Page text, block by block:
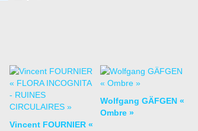
Vincent FOURNIER «
Wolfgang GÄFGEN «
Ombre »